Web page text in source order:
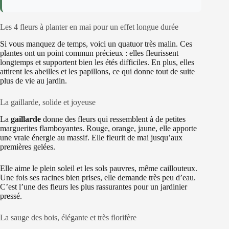
Les 4 fleurs à planter en mai pour un effet longue durée
Si vous manquez de temps, voici un quatuor très malin. Ces
plantes ont un point commun précieux : elles fleurissent
longtemps et supportent bien les étés difficiles. En plus, elles
attirent les abeilles et les papillons, ce qui donne tout de suite
plus de vie au jardin.
La gaillarde, solide et joyeuse
La gaillarde donne des fleurs qui ressemblent à de petites
marguerites flamboyantes. Rouge, orange, jaune, elle apporte
une vraie énergie au massif. Elle fleurit de mai jusqu’aux
premières gelées.
Elle aime le plein soleil et les sols pauvres, même caillouteux.
Une fois ses racines bien prises, elle demande très peu d’eau.
C’est l’une des fleurs les plus rassurantes pour un jardinier
pressé.
La sauge des bois, élégante et très florifère